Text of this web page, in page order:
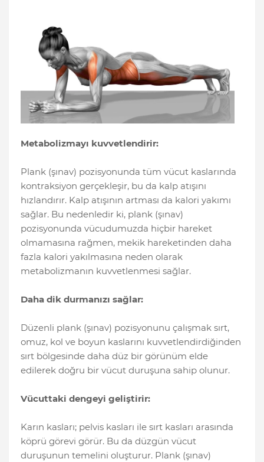
Metabolizmayı kuvvetlendirir:
Plank (şınav) pozisyonunda tüm vücut kaslarında
kontraksiyon gerçekleşir, bu da kalp atışını
hızlandırır. Kalp atışının artması da kalori yakımı
sağlar. Bu nedenledir ki, plank (şınav)
pozisyonunda vücudumuzda hiçbir hareket
olmamasına rağmen, mekik hareketinden daha
fazla kalori yakılmasına neden olarak
metabolizmanın kuvvetlenmesi sağlar.
Daha dik durmanızı sağlar:
Düzenli plank (şınav) pozisyonunu çalışmak sırt,
omuz, kol ve boyun kaslarını kuvvetlendirdiğinden
sırt bölgesinde daha düz bir görünüm elde
edilerek doğru bir vücut duruşuna sahip olunur.
Vücuttaki dengeyi geliştirir:
Karın kasları; pelvis kasları ile sırt kasları arasında
köprü görevi görür. Bu da düzgün vücut
duruşunun temelini oluşturur. Plank (şınav)